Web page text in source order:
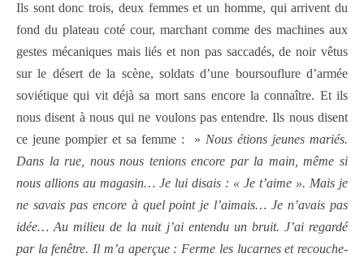
Ils sont donc trois, deux femmes et un homme, qui arrivent du
fond du plateau coté cour, marchant comme des machines aux
gestes mécaniques mais liés et non pas saccadés, de noir vêtus
sur le désert de la scène, soldats d’une boursouflure d’armée
soviétique qui vit déjà sa mort sans encore la connaître. Et ils
nous disent à nous qui ne voulons pas entendre. Ils nous disent
ce jeune pompier et sa femme : » Nous étions jeunes mariés.
Dans la rue, nous nous tenions encore par la main, même si
nous allions au magasin… Je lui disais : « Je t’aime ». Mais je
ne savais pas encore à quel point je l’aimais… Je n’avais pas
idée… Au milieu de la nuit j’ai entendu un bruit. J’ai regardé
par la fenêtre. Il m’a aperçue : Ferme les lucarnes et recouche-